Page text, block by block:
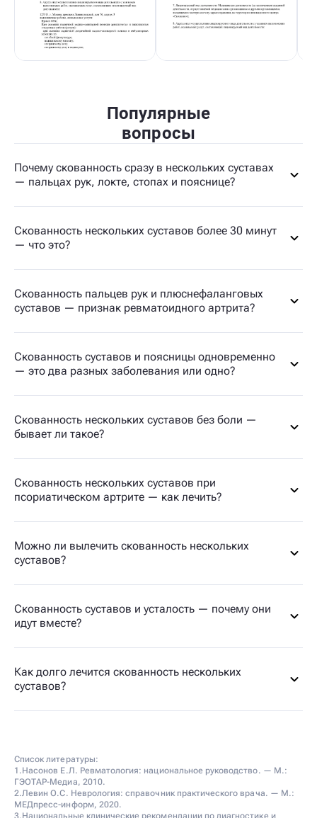
Популярные
вопросы
Почему скованность сразу в нескольких суставах
— пальцах рук, локте, стопах и пояснице?
Скованность нескольких суставов более 30 минут
— что это?
Скованность пальцев рук и плюснефаланговых
суставов — признак ревматоидного артрита?
Скованность суставов и поясницы одновременно
— это два разных заболевания или одно?
Скованность нескольких суставов без боли —
бывает ли такое?
Скованность нескольких суставов при
псориатическом артрите — как лечить?
Можно ли вылечить скованность нескольких
суставов?
Скованность суставов и усталость — почему они
идут вместе?
Как долго лечится скованность нескольких
суставов?
Список литературы:
1.Насонов Е.Л. Ревматология: национальное руководство. — М.:
ГЭОТАР-Медиа, 2010.
2.Левин О.С. Неврология: справочник практического врача. — М.:
МЕДпресс-информ, 2020.